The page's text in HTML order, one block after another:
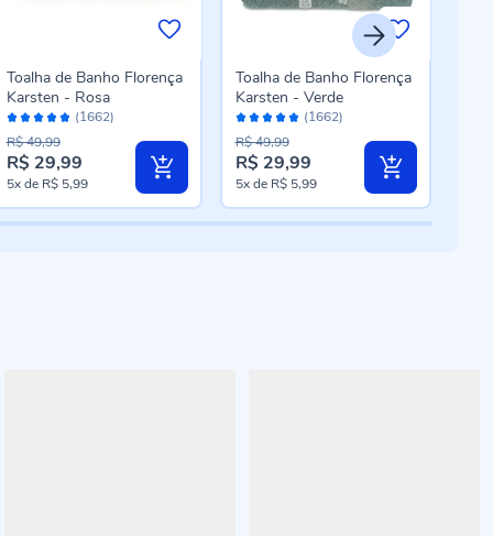
Avaliação:
96%
(1662)
Toalha de Banho Florença
Karsten - Rosa
Preço
especial
R$ 29,99
R$ 49,99
5xde R$ 5,99
Avaliação:
96%
(1662)
Toalha de Banho Florença
Karsten - Verde
Preço
especial
R$ 29,99
R$ 49,99
5xde R$ 5,99